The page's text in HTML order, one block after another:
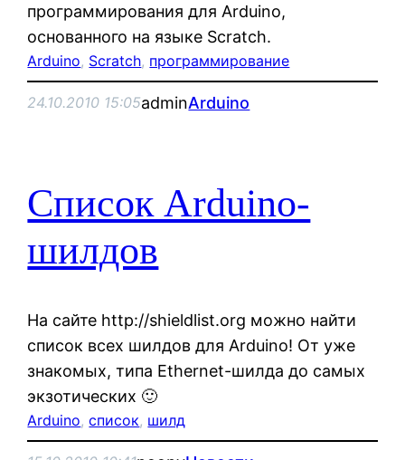
программирования для Arduino,
основанного на языке Scratch.
Arduino, Scratch, программирование
24.10.2010 15:05adminArduino
Список Arduino-
шилдов
На сайте http://shieldlist.org можно найти
список всех шилдов для Arduino! От уже
знакомых, типа Ethernet-шилда до самых
экзотических 🙂
Arduino, список, шилд